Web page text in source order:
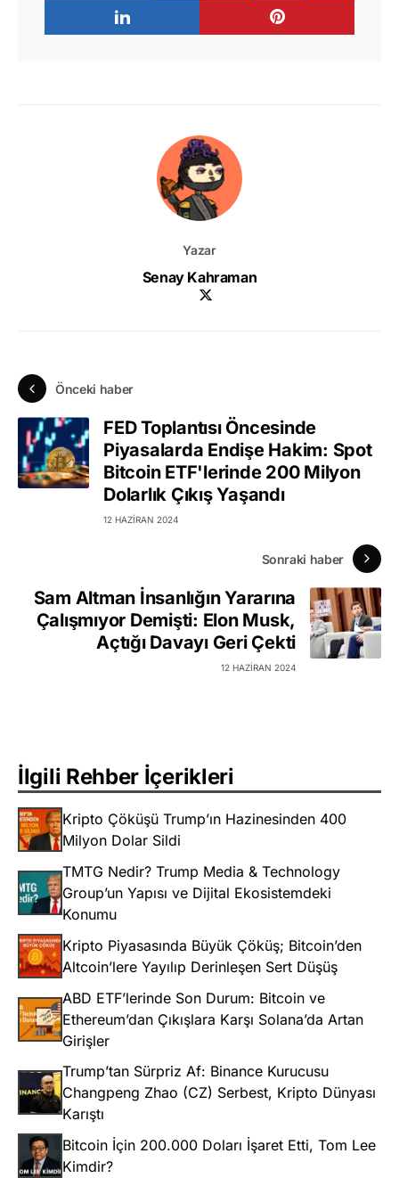
Yazar
Senay Kahraman
Önceki haber
FED Toplantısı Öncesinde
Piyasalarda Endişe Hakim: Spot
Bitcoin ETF'lerinde 200 Milyon
Dolarlık Çıkış Yaşandı
12 HAZIRAN 2024
Sonraki haber
Sam Altman İnsanlığın Yararına
Çalışmıyor Demişti: Elon Musk,
Açtığı Davayı Geri Çekti
12 HAZIRAN 2024
İlgili Rehber İçerikleri
Kripto Çöküşü Trump’ın Hazinesinden 400
Milyon Dolar Sildi
TMTG Nedir? Trump Media & Technology
Group’un Yapısı ve Dijital Ekosistemdeki
Konumu
Kripto Piyasasında Büyük Çöküş; Bitcoin’den
Altcoin’lere Yayılıp Derinleşen Sert Düşüş
ABD ETF’lerinde Son Durum: Bitcoin ve
Ethereum’dan Çıkışlara Karşı Solana’da Artan
Girişler
Trump’tan Sürpriz Af: Binance Kurucusu
Changpeng Zhao (CZ) Serbest, Kripto Dünyası
Karıştı
Bitcoin İçin 200.000 Doları İşaret Etti, Tom Lee
Kimdir?